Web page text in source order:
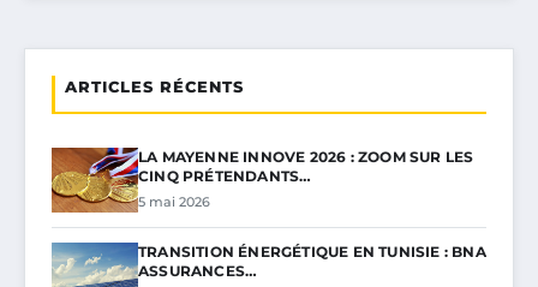
ARTICLES RÉCENTS
LA MAYENNE INNOVE 2026 : ZOOM SUR LES
CINQ PRÉTENDANTS…
5 mai 2026
TRANSITION ÉNERGÉTIQUE EN TUNISIE : BNA
ASSURANCES…